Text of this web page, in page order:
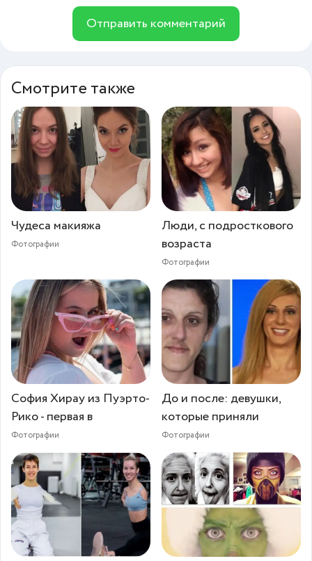
Отправить комментарий
Смотрите также
Чудеса макияжа
Фотографии
Люди, с подросткового
возраста
Фотографии
София Хирау из Пуэрто-
Рико - первая в
Фотографии
До и после: девушки,
которые приняли
Фотографии